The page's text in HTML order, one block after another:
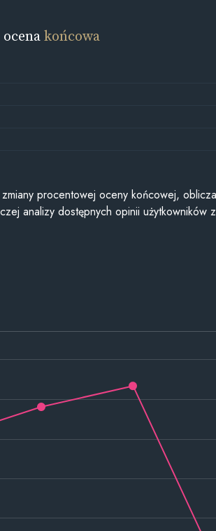
ocenakońcowa
procentowej oceny końcowej,
analizy dostępnych opinii użytkowników